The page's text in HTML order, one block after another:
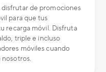
de promociones
para que tus
recarga móvil. Disfruta
triple e incluso
móviles cuando